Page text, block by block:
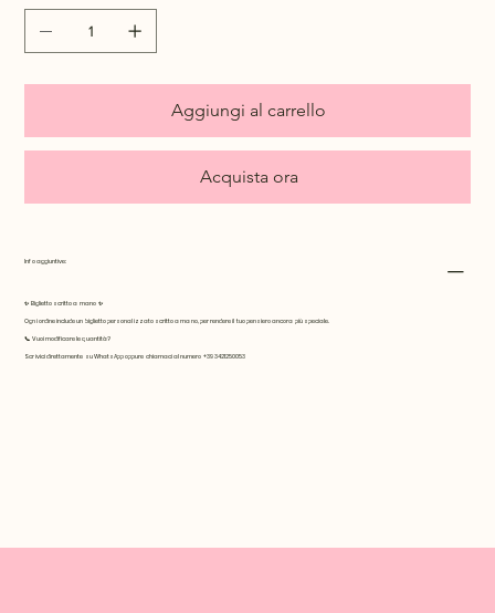
Aggiungi al carrello
Acquista ora
Info aggiuntive:
✨ Biglietto scritto a mano ✨
Ogni ordine include un biglietto personalizzato scritto a mano, per rendere il tuo pensiero ancora più speciale.
📞 Vuoi modificare le quantità?
Scrivici direttamente su WhatsApp oppure chiamaci al numero +39 3421250053